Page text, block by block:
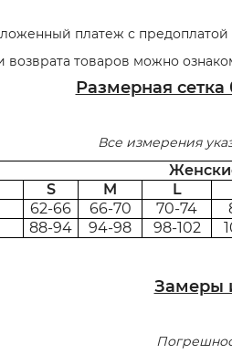
платеж с предоплатой
товаров можно
Размерная
Все измерения
S M
L
62-66 66-70 70-74
88-94 94-98 98-102
Замеры